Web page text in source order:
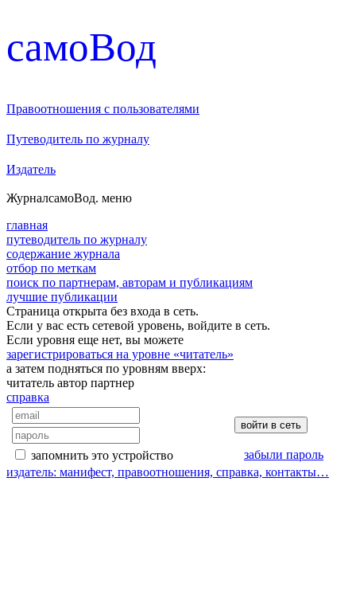
cамоВод
Правоотношения с пользователями
Путеводитель по журналу
Издатель
ЖурналсамоВод. меню
главная
путеводитель по журналу
содержание журнала
отбор по меткам
поиск по партнерам, авторам и публикациям
лучшие публикации
Страница открыта без входа в сеть.
Если у вас есть сетевой уровень, войдите в сеть.
Если уровня еще нет, вы можете
зарегистрироваться на уровне «читатель»
а затем подняться по уровням вверх:
читатель автор партнер
справка
запомнить это устройство
забыли пароль
издатель: манифест, правоотношения, справка, контакты…